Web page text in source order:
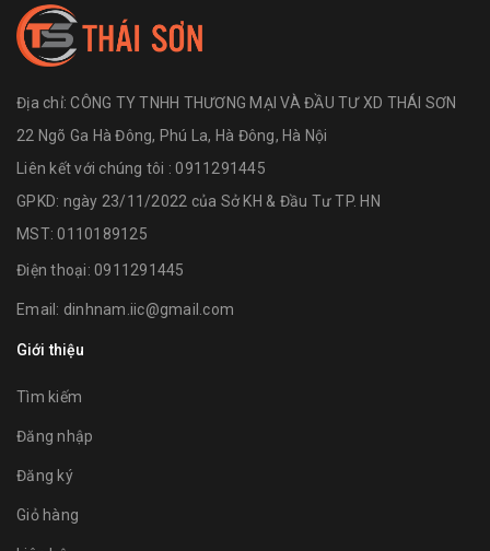
Địa chỉ:CÔNG TY TNHH THƯƠNG MẠI VÀ ĐẦU TƯ XD THÁI SƠN
22 Ngõ Ga Hà Đông, Phú La, Hà Đông, Hà Nội
Liên kết với chúng tôi : 0911291445
GPKD: ngày 23/11/2022 của Sở KH & Đầu Tư TP. HN
MST: 0110189125
Điện thoại: 0911291445
Email: dinhnam.iic@gmail.com
Giới thiệu
Tìm kiếm
Đăng nhập
Đăng ký
Giỏ hàng